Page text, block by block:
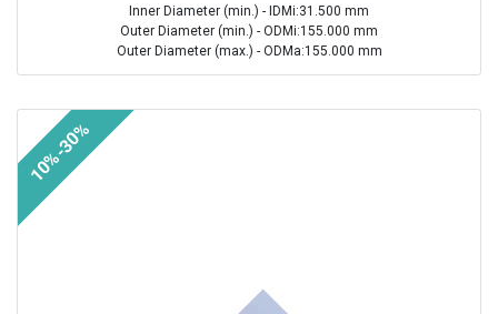
Inner Diameter (min.) - IDMi:31.500 mm
Outer Diameter (min.) - ODMi:155.000 mm
Outer Diameter (max.) - ODMa:155.000 mm
Height - H:114.000 mm
TRAILER|SAF|INTRADISC PLUS - IU|1970-2021
10%-30%